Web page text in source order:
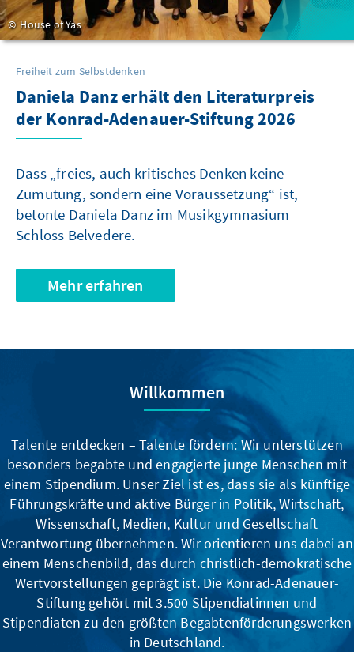
House of Yas
Freiheit zum Selbstdenken
Daniela Danz erhält den Literaturpreis
der Konrad-Adenauer-Stiftung 2026
Dass „freies, auch kritisches Denken keine
Zumutung, sondern eine Voraussetzung“ ist,
betonte Daniela Danz im Musikgymnasium
Schloss Belvedere.
Mehr erfahren
Willkommen
Talente entdecken – Talente fördern: Wir unterstützen
besonders begabte und engagierte junge Menschen mit
einem Stipendium. Unser Ziel ist es, dass sie als künftige
Führungskräfte und aktive Bürger in Politik, Wirtschaft,
Wissenschaft, Medien, Kultur und Gesellschaft
Verantwortung übernehmen. Wir orientieren uns dabei an
einem Menschenbild, das durch christlich-demokratische
Wertvorstellungen geprägt ist. Die Konrad-Adenauer-
Stiftung gehört mit 3.500 Stipendiatinnen und
Stipendiaten zu den größten Begabtenförderungswerken
in Deutschland.